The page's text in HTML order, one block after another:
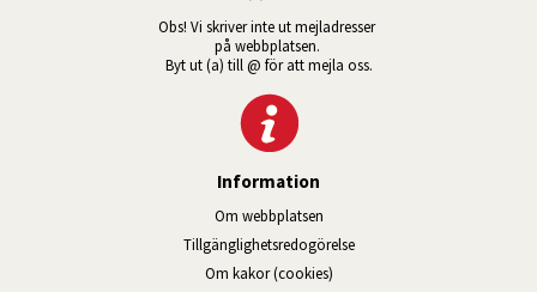
Obs! Vi skriver inte ut mejladresser
på webbplatsen.
Byt ut (a) till @ för att mejla oss.
Information
Om webbplatsen
Tillgänglig­hets­redo­görelse
Om kakor (cookies)